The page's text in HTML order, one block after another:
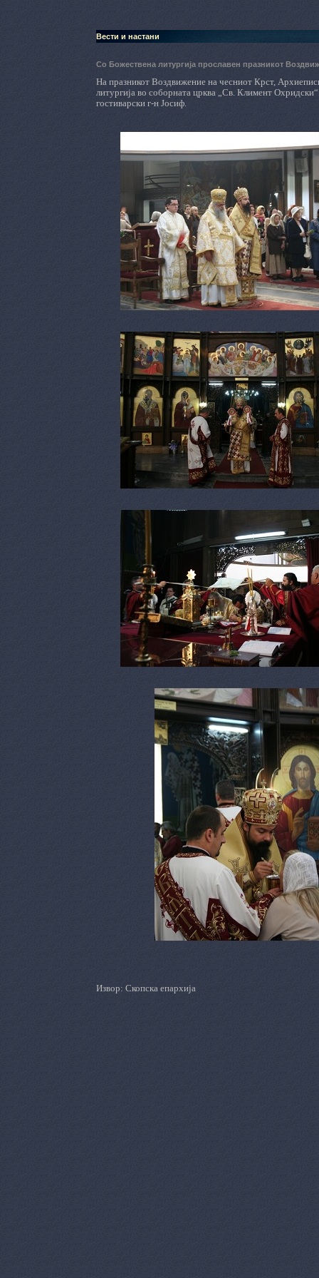
Вести и настани
Со Божествена литургија прославен празникот
На празникот Воздвижение на чесниот Крст,
литургија во соборната црква „Св. Климент
гостиварски г-н Јосиф.
Извор: Скопска епархија